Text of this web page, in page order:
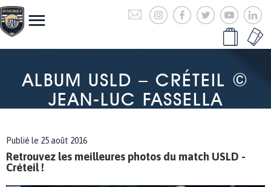
ALBUM USLD – CRÉTEIL ©
JEAN-LUC FASSELLA
Publié le 25 août 2016
Retrouvez les meilleures photos du match USLD -
Créteil !